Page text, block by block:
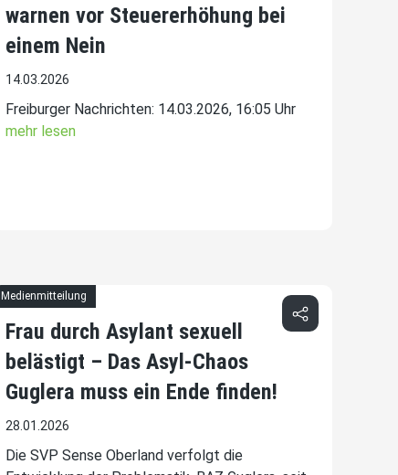
warnen vor Steuererhöhung bei
einem Nein
14.03.2026
Freiburger Nachrichten: 14.03.2026, 16:05 Uhr
mehr lesen
Medienmitteilung
Frau durch Asylant sexuell
belästigt – Das Asyl-Chaos
Guglera muss ein Ende finden!
28.01.2026
Die SVP Sense Oberland verfolgt die